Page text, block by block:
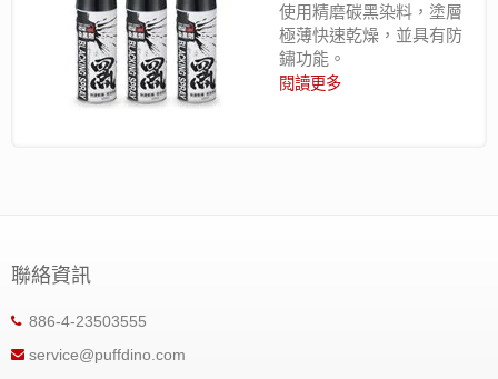
使用精磨碳黑染料，塗層
極薄快速乾燥，並具有防
鏽功能。
閱讀更多
聯絡資訊
886-4-23503555
service@puffdino.com